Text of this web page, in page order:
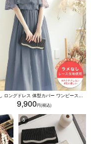
ラメなし ロングドレス 体型カバー ワンピース 敏感肌対応 結婚式 二次会 お呼ばれ 大人 上品 (Sサイズ～5Lサイズ)
9,900